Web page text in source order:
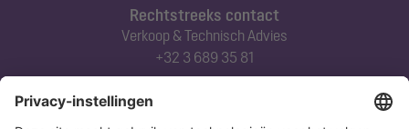
Rechtstreeks contact
Verkoop & Technisch Advies
+32 3 689 35 81